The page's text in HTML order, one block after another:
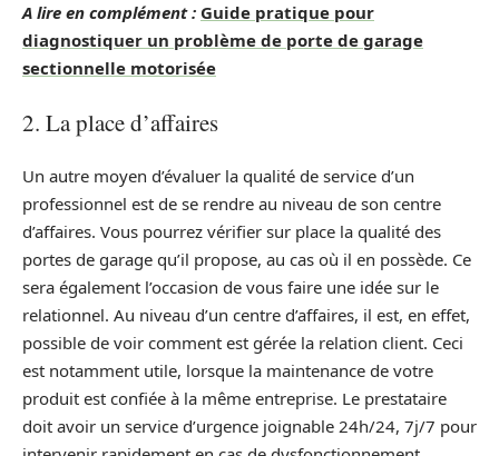
A lire en complément : Guide pratique pour
diagnostiquer un problème de porte de garage
sectionnelle motorisée
2. La place d’affaires
Un autre moyen d’évaluer la qualité de service d’un
professionnel est de se rendre au niveau de son centre
d’affaires. Vous pourrez vérifier sur place la qualité des
portes de garage qu’il propose, au cas où il en possède. Ce
sera également l’occasion de vous faire une idée sur le
relationnel. Au niveau d’un centre d’affaires, il est, en effet,
possible de voir comment est gérée la relation client. Ceci
est notamment utile, lorsque la maintenance de votre
produit est confiée à la même entreprise. Le prestataire
doit avoir un service d’urgence joignable 24h/24, 7j/7 pour